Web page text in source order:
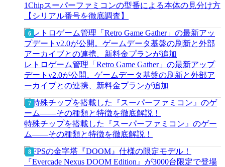
1Chipスーパーファミコンの型番による本体の見分け方
【シリアル番号を徹底調査】
レトロゲーム管理「Retro Game Gather」の最新アップ
デートv2.0が公開。ゲームデータ基盤の刷新と外部ア
ーカイブとの連携、新料金プランが追加
特殊チップを搭載した『スーパーファミコン』のゲー
ム――その種類と特徴を徹底解説！